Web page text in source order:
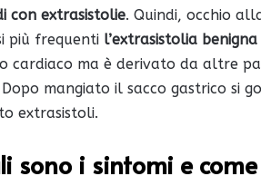
con extrasistolie. Quindi, occhio
più frequenti l’extrasistolia
cardiaco ma è derivato da altre
mangiato il sacco gastrico si
extrasistoli.
sono i sintomi e